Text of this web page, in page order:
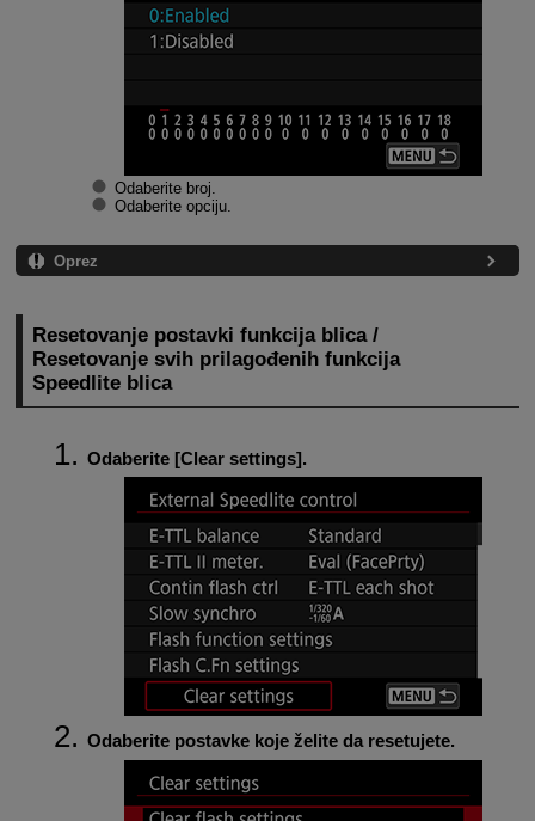
Odaberite broj.
Odaberite opciju.
Oprez
Resetovanje postavki funkcija blica /
Resetovanje svih prilagođenih funkcija
Speedlite blica
Odaberite [Clear settings].
Odaberite postavke koje želite da resetujete.